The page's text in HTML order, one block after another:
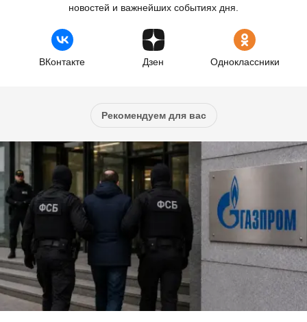
новостей и важнейших событиях дня.
ВКонтакте Дзен Одноклассники
Рекомендуем для вас